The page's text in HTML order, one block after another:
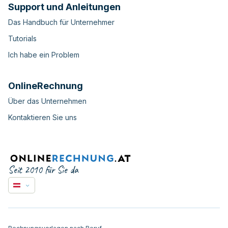
Support und Anleitungen
Das Handbuch für Unternehmer
Tutorials
Ich habe ein Problem
OnlineRechnung
Über das Unternehmen
Kontaktieren Sie uns
Seit 2010 für Sie da